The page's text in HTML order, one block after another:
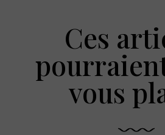
Ces
vous